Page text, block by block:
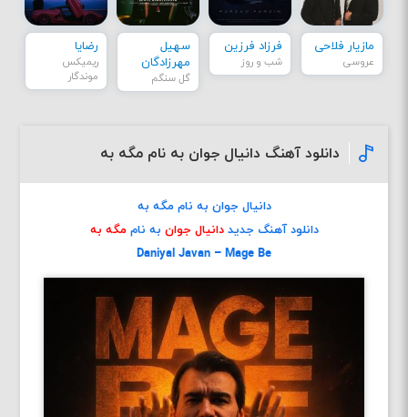
مازیار فلاحی
عروسی
فرزاد فرزین
شب و روز
سهیل
مهرزادگان
گل سنگم
رضایا
ریمیکس
موندگار
دانلود آهنگ دانیال جوان به نام مگه به
دانیال جوان به نام مگه به
دانلود آهنگ جدید دانیال جوان به ناممگه به
Daniyal Javan – Mage Be